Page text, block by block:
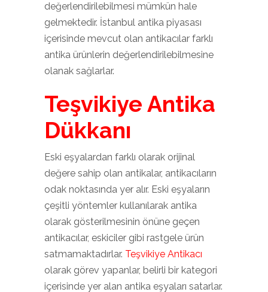
değerlendirilebilmesi mümkün hale
gelmektedir. İstanbul antika piyasası
içerisinde mevcut olan antikacılar farklı
antika ürünlerin değerlendirilebilmesine
olanak sağlarlar.
Teşvikiye Antika
Dükkanı
Eski eşyalardan farklı olarak orijinal
değere sahip olan antikalar, antikacıların
odak noktasında yer alır. Eski eşyaların
çeşitli yöntemler kullanılarak antika
olarak gösterilmesinin önüne geçen
antikacılar, eskiciler gibi rastgele ürün
satmamaktadırlar. Teşvikiye Antikacı
olarak görev yapanlar, belirli bir kategori
içerisinde yer alan antika eşyaları satarlar.